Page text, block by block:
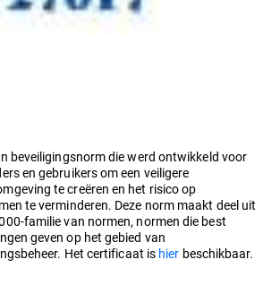
beveiligingsnorm die werd ontwikkeld voor
en gebruikers om een veiligere
te creëren en het risico op
te verminderen. Deze norm maakt deel uit
familie van normen, normen die best
geven op het gebied van
Het certificaat is hier beschikbaar.